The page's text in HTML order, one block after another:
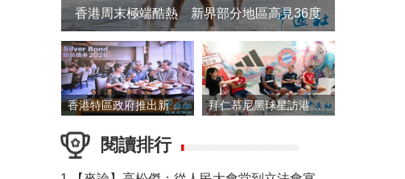
香港周末極端酷熱 新界部分地區高見36度
香港特區政府推出新一批銀色債券 每手1萬元保底息4.25厘 拜仁慕尼黑球星訪港 與球迷近距離互動
閱讀排行